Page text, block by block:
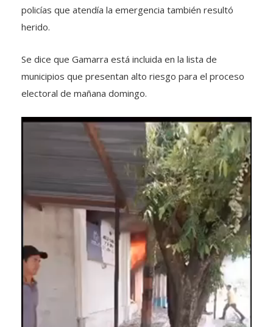
policías que atendía la emergencia también resultó
herido.
Se dice que Gamarra está incluida en la lista de
municipios que presentan alto riesgo para el proceso
electoral de mañana domingo.